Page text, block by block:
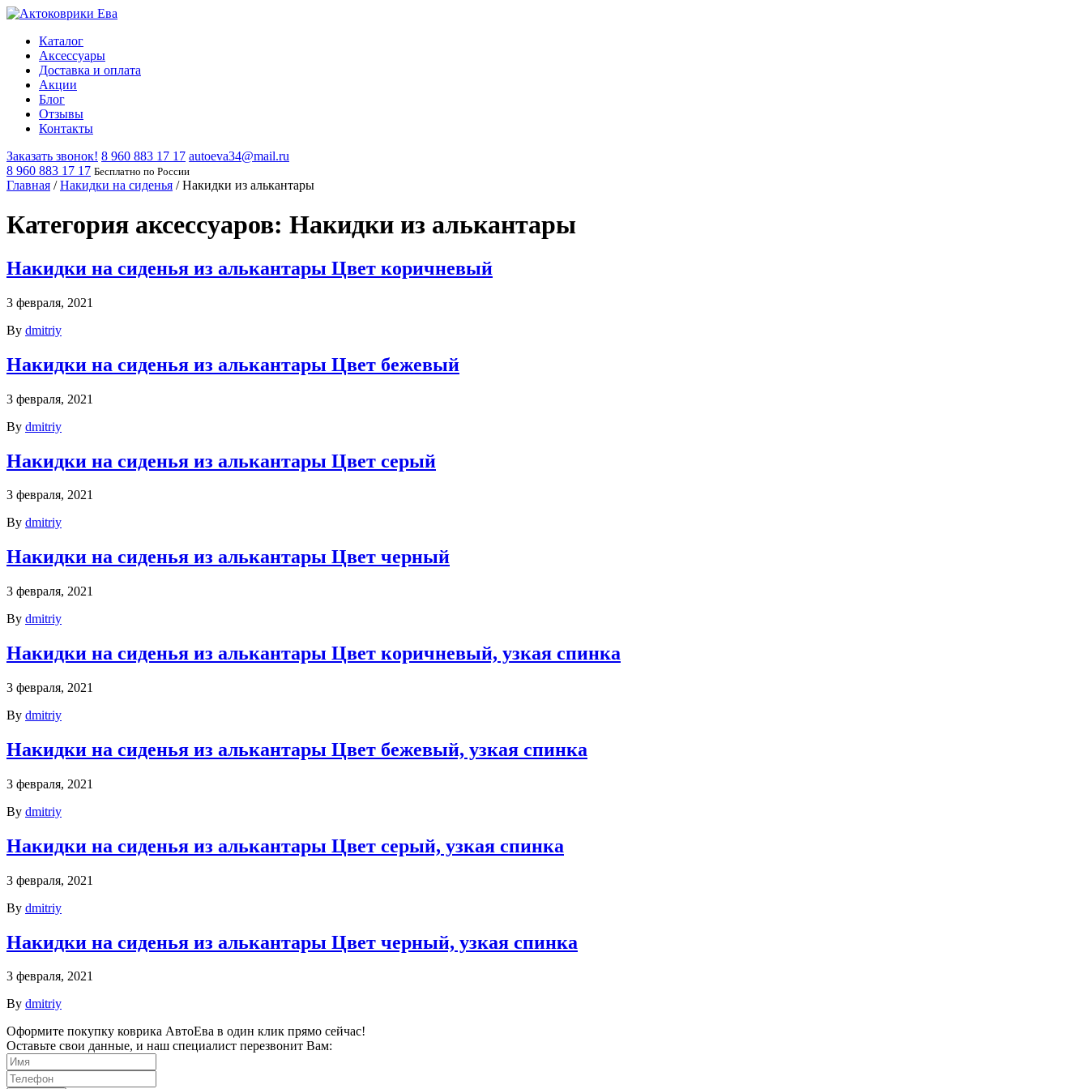
Каталог
Аксессуары
Доставка и оплата
Акции
Блог
Отзывы
Контакты
Заказать звонок! 8 960 883 17 17 autoeva34@mail.ru
8 960 883 17 17 Бесплатно по России
Главная /Накидки на сиденья /Накидки из алькантары
Категория аксессуаров: Накидки из алькантары
Накидки на сиденья из алькантары Цвет коричневый
3 февраля, 2021
By dmitriy
Накидки на сиденья из алькантары Цвет бежевый
3 февраля, 2021
By dmitriy
Накидки на сиденья из алькантары Цвет серый
3 февраля, 2021
By dmitriy
Накидки на сиденья из алькантары Цвет черный
3 февраля, 2021
By dmitriy
Накидки на сиденья из алькантары Цвет коричневый, узкая спинка
3 февраля, 2021
By dmitriy
Накидки на сиденья из алькантары Цвет бежевый, узкая спинка
3 февраля, 2021
By dmitriy
Накидки на сиденья из алькантары Цвет серый, узкая спинка
3 февраля, 2021
By dmitriy
Накидки на сиденья из алькантары Цвет черный, узкая спинка
3 февраля, 2021
By dmitriy
Оформите покупку коврика АвтоЕва в один клик прямо сейчас!
Оставьте свои данные, и наш специалист перезвонит Вам: